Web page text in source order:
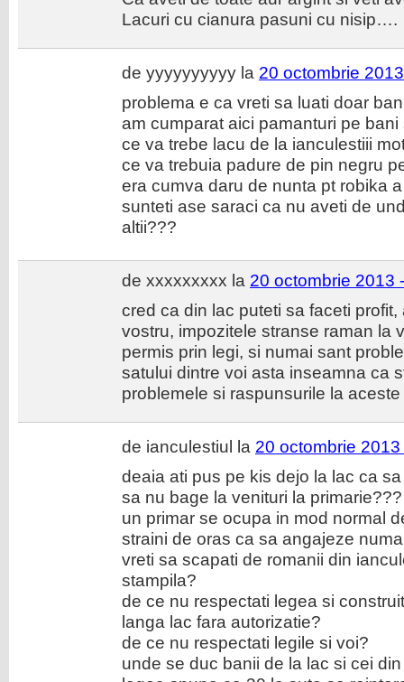
Lacuri cu cianura pasuni cu nisip….
de yyyyyyyyyy la 20 octombrie
problema e ca vreti sa luati doar
am cumparat aici pamanturi pe
ce va trebe lacu de la ianculestiii
ce va trebuia padure de pin negru
era cumva daru de nunta pt robika
sunteti ase saraci ca nu aveti de
altii???
de xxxxxxxxx la 20 octombrie 2013
cred ca din lac puteti sa faceti
vostru, impozitele stranse raman la
permis prin legi, si numai sant
satului dintre voi asta inseamna ca
problemele si raspunsurile la
de ianculestiul la 20 octombrie
deaia ati pus pe kis dejo la lac ca
sa nu bage la venituri la primarie???
un primar se ocupa in mod normal
straini de oras ca sa angajeze
vreti sa scapati de romanii din
stampila?
de ce nu respectati legea si
langa lac fara autorizatie?
de ce nu respectati legile si voi?
unde se duc banii de la lac si cei